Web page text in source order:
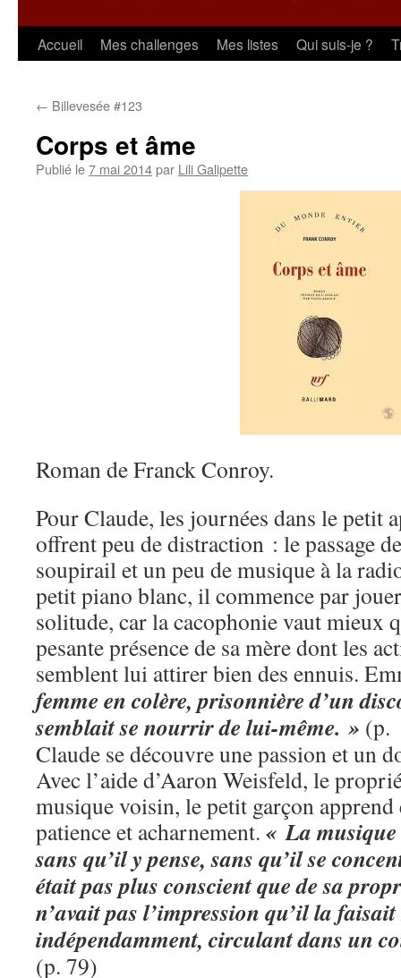
Aller
contenu
Accueil Mes challenges Mes listes Qui suis-je ?
← Billevesée #123
Corps et âme
Publié le7 mai 2014par Lili Galipette
Roman de Franck Conroy.
Pour Claude, les journées dans le petit
offrent peu de distraction : le passage
soupirail et un peu de musique à la
petit piano blanc, il commence par
solitude, car la cacophonie vaut mieux
pesante présence de sa mère dont les
semblent lui attirer bien des ennuis.
femme en colère, prisonnière d’un
semblait se nourrir de lui-même. » (p.
Claude se découvre une passion et un
Avec l’aide d’Aaron Weisfeld, le
musique voisin, le petit garçon apprend
patience et acharnement. « La
sans qu’il y pense, sans qu’il se
était pas plus conscient que de sa
n’avait pas l’impression qu’il la
indépendamment, circulant dans un
(p. 79)